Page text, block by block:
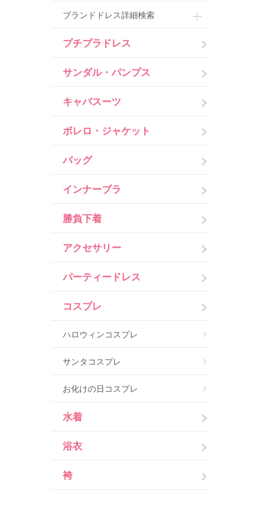
ブランドドレス詳細検索
プチプラドレス
サンダル・パンプス
キャバスーツ
ボレロ・ジャケット
バッグ
インナーブラ
勝負下着
アクセサリー
パーティードレス
コスプレ
ハロウィンコスプレ
サンタコスプレ
お化けの日コスプレ
水着
浴衣
袴